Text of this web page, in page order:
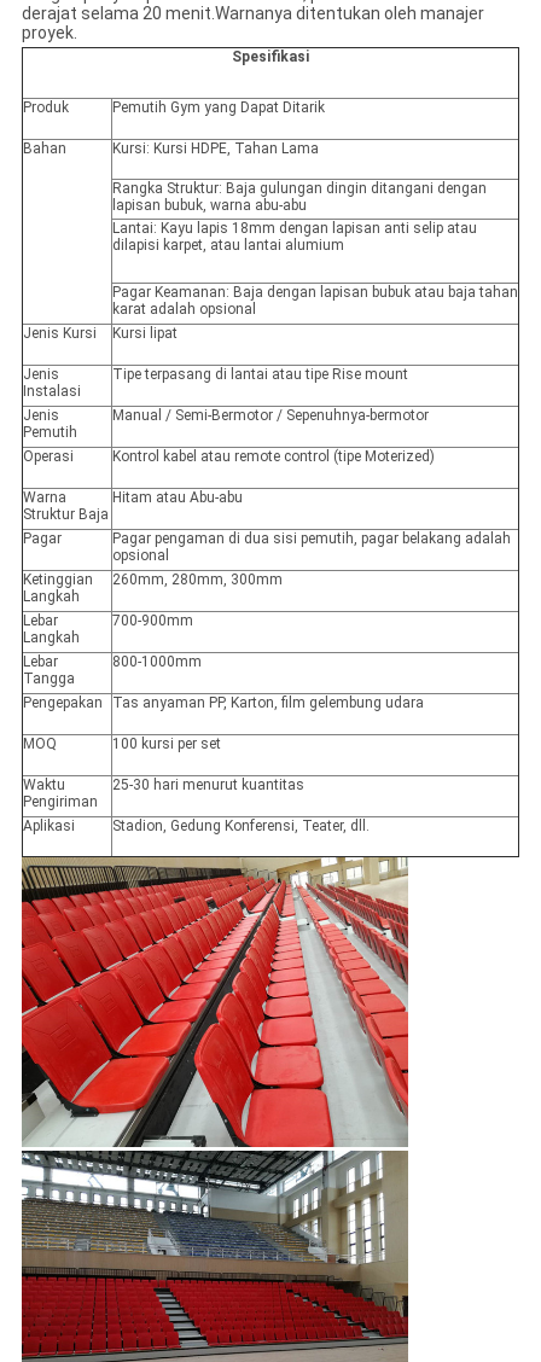
derajat selama 20 menit.Warnanya ditentukan oleh manajer
proyek.
Spesifikasi
Produk Pemutih Gym yang Dapat Ditarik
Bahan Kursi: Kursi HDPE, Tahan Lama
Rangka Struktur: Baja gulungan dingin ditangani dengan
lapisan bubuk, warna abu-abu
Lantai: Kayu lapis 18mm dengan lapisan anti selip atau
dilapisi karpet, atau lantai alumium
Pagar Keamanan: Baja dengan lapisan bubuk atau baja tahan
karat adalah opsional
Jenis Kursi
Kursi lipat
Jenis
Instalasi
Tipe terpasang di lantai atau tipe Rise mount
Jenis
Pemutih
Manual / Semi-Bermotor / Sepenuhnya-bermotor
Operasi Kontrol kabel atau remote control (tipe Moterized)
Warna
Struktur Baja
Hitam atau Abu-abu
Pagar
Pagar pengaman di dua sisi pemutih, pagar belakang adalah
opsional
Ketinggian
Langkah
260mm, 280mm, 300mm
Lebar
Langkah
700-900mm
Lebar
Tangga
800-1000mm
Pengepakan Tas anyaman PP, Karton, film gelembung udara
MOQ 100 kursi per set
Waktu
Pengiriman
25-30 hari menurut kuantitas
Aplikasi Stadion, Gedung Konferensi, Teater, dll.